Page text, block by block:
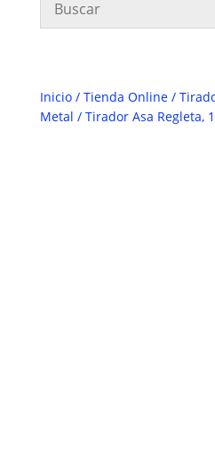
Inicio/ Tienda Online/
Metal / Tirador Asa Regleta,